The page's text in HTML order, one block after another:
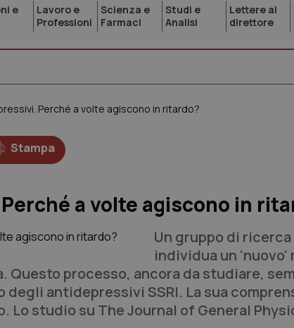
e
Lavoro e
Professioni
Scienza e
Farmaci
Studi e
Analisi
Lettere al
direttore
Perché a volte agiscono in ritardo?
Stampa
a volte agiscono in
Un gruppo di
individua un 'nuovo'
Questo processo, ancora da studiare,
degli antidepressivi SSRI. La sua
Lo studio su The Journal of General